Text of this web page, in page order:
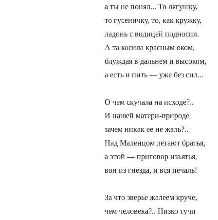
а ты не понял... То лягушку,
то гусеничку, то, как кружку,
ладонь с водицей подносил.
А та косила красным оком,
блуждая в дальнем и высоком,
а есть и пить — уже без сил...
О чем скучала на исходе?..
И нашей матери-природе
зачем никак ее не жаль?..
Над Маленцом летают братья,
а этой — приговор изъятья,
вон из гнезда, и вся печаль!
За что зверье жалеем круче,
чем человека?.. Низко тучи